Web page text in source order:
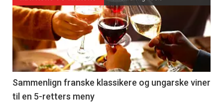
akkurat
nå
-
5
Sammenlign franske klassikere og ungarske viner
til en 5-retters meny